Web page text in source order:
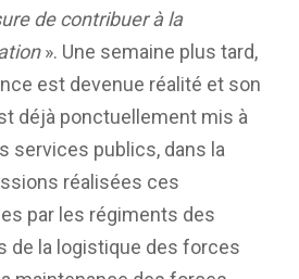
de contribuer à la
». Une semaine plus tard,
est devenue réalité et son
déjà ponctuellement mis à
services publics, dans la
réalisées ces
par les régiments des
de la logistique des forces